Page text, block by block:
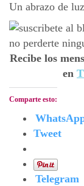
Un abrazo de
Recibe los
en
Comparte esto:
Tweet
Telegram